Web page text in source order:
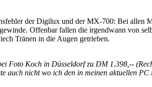
der Digilux und der MX-700: Bei allen
Offenbar fallen die irgendwann von
Tränen in die Augen getrieben.
Foto Koch in Düsseldorf zu DM 1.398,--
auch nicht wo ich den in meinen aktuellen PC